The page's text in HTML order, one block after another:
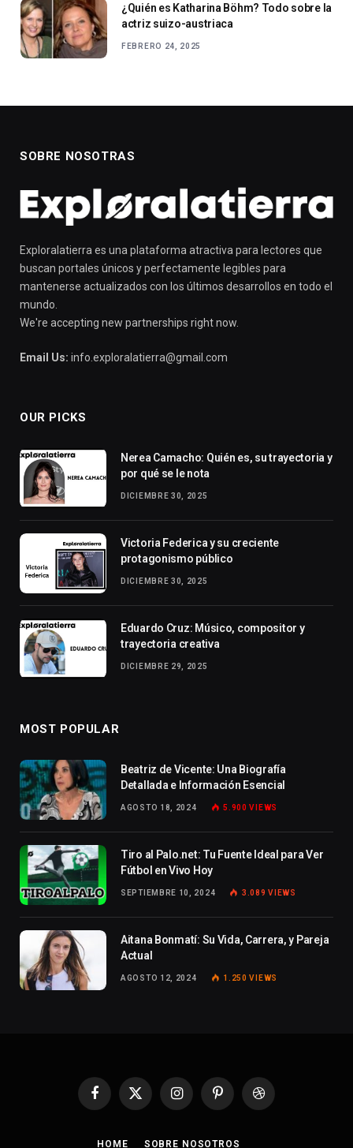
¿Quién es Katharina Böhm? Todo sobre la
actriz suizo-austriaca
FEBRERO 24, 2025
SOBRE NOSOTRAS
Exploralatierra es una plataforma atractiva para lectores que
buscan portales únicos y perfectamente legibles para
mantenerse actualizados con los últimos desarrollos en todo el
mundo.
We're accepting new partnerships right now.
Email Us: info.exploralatierra@gmail.com
OUR PICKS
Nerea Camacho: Quién es, su trayectoria y
por qué se le nota
DICIEMBRE 30, 2025
Victoria Federica y su creciente
protagonismo público
DICIEMBRE 30, 2025
Eduardo Cruz: Músico, compositor y
trayectoria creativa
DICIEMBRE 29, 2025
MOST POPULAR
Beatriz de Vicente: Una Biografía
Detallada e Información Esencial
AGOSTO 18, 2024 5.900VIEWS
Tiro al Palo.net: Tu Fuente Ideal para Ver
Fútbol en Vivo Hoy
SEPTIEMBRE 10, 2024 3.089VIEWS
Aitana Bonmatí: Su Vida, Carrera, y Pareja
Actual
AGOSTO 12, 2024 1.250VIEWS
Facebook
X
InstagramPinterestDribbble
HOME SOBRE NOSOTROS